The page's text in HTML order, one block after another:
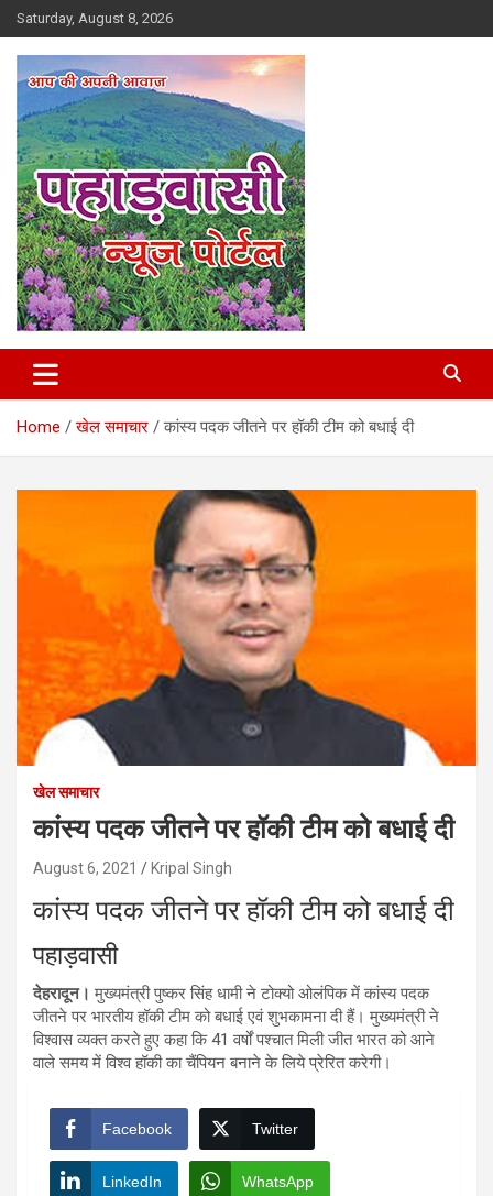
Skip
to
content
Saturday, August 8, 2026
Pahadvasi
Home खेल समाचार कांस्य पदक जीतने पर हॉकी टीम को बधाई दी
खेल समाचार
कांस्य पदक जीतने पर हॉकी टीम को बधाई दी
August 6, 2021 Kripal Singh
कांस्य पदक जीतने पर हॉकी टीम को बधाई दी
पहाड़वासी
देहरादून। मुख्यमंत्री पुष्कर सिंह धामी ने टोक्यो ओलंपिक में कांस्य पदक
जीतने पर भारतीय हॉकी टीम को बधाई एवं शुभकामना दी हैं। मुख्यमंत्री ने
विश्वास व्यक्त करते हुए कहा कि 41 वर्षों पश्चात मिली जीत भारत को आने
वाले समय में विश्व हॉकी का चैंपियन बनाने के लिये प्रेरित करेगी।
Facebook Twitter
LinkedIn WhatsApp